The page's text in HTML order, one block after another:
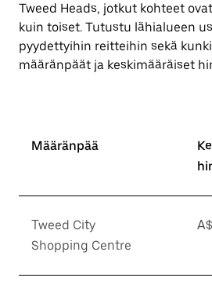
Tweed Heads, jotkut kohteet
kuin toiset. Tutustu lähialueen
pyydettyihin reitteihin sekä
määränpäät ja keskimääräiset
Määränpää
Tweed City
Shopping Centre